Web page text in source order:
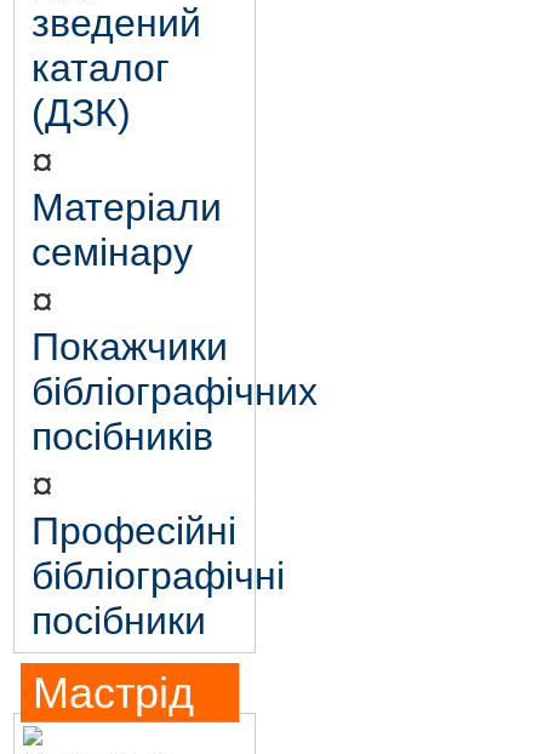
зведений
каталог
(ДЗК)
¤
Матеріали
семінару
¤
Покажчики
бібліографічних
посібників
¤
Професійні
бібліографічні
посібники
Мастрід